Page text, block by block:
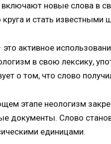
включают новые слова в
круга и стать известными
это активное
в свою лексику,
о том, что слово
этапе неологизм
документы. Слово
единицами.